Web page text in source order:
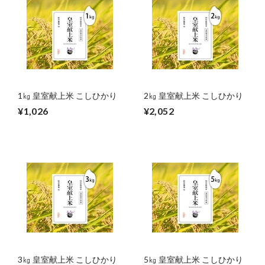
1㎏ 皇室献上米 こしひかり
¥1,026
2㎏ 皇室献上米 こしひかり
¥2,052
3㎏ 皇室献上米 こしひかり 5㎏ 皇室献上米 こしひかり